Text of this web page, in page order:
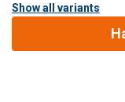
Show all variants